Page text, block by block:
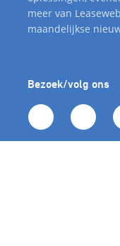
meer van
maandelijkse
Bezoek/volg ons